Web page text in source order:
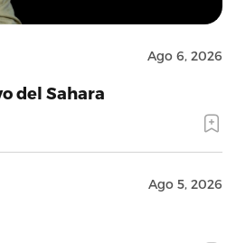
Ago 6, 2026
del Sahara
Ago 5, 2026